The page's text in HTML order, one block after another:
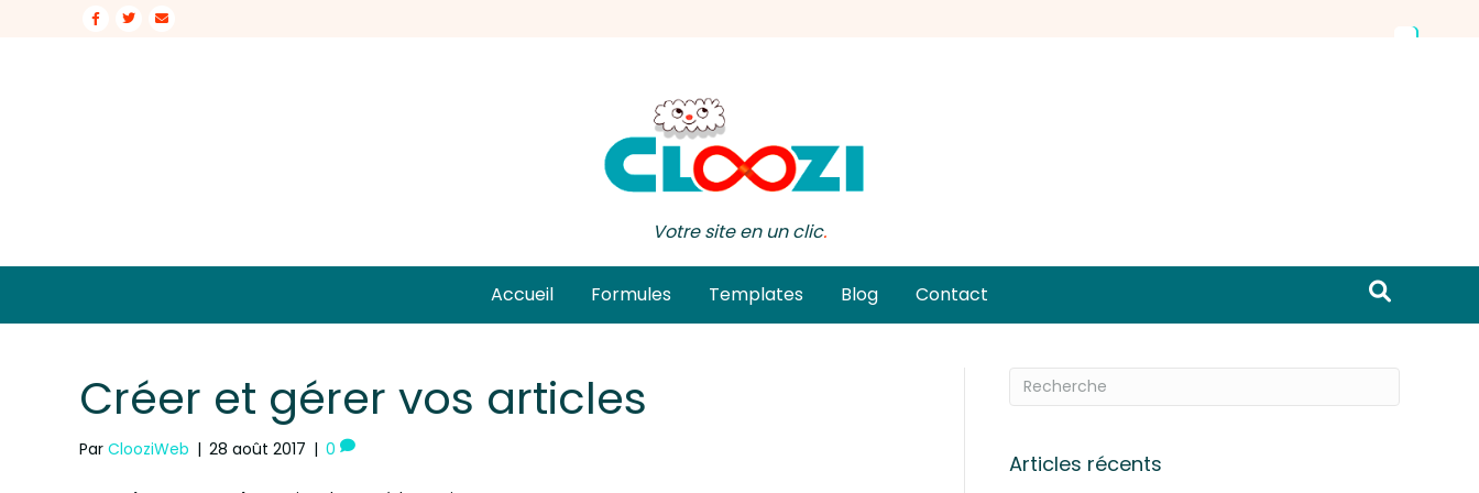
Facebook
Twitter Email
Votre site en un clic.
Accueil Formules Templates Blog Contact
Créer et gérer vos articles
Par ClooziWeb | 28 août 2017 | 0
Articles récents